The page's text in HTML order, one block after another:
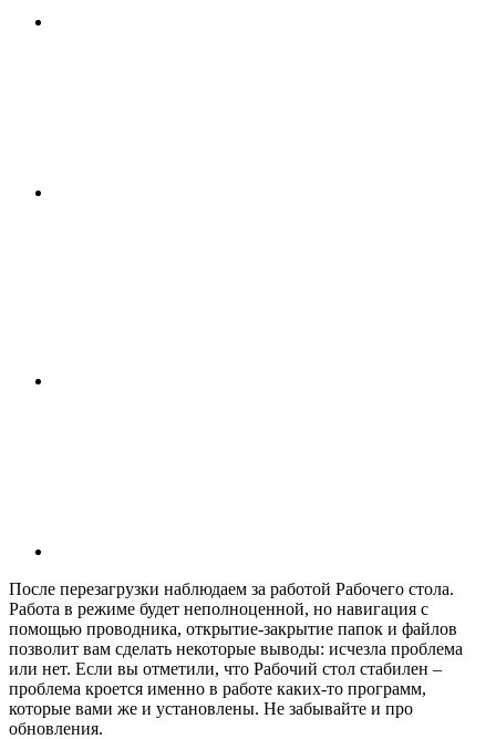
После перезагрузки наблюдаем за работой Рабочего стола.
Работа в режиме будет неполноценной, но навигация с
помощью проводника, открытие-закрытие папок и файлов
позволит вам сделать некоторые выводы: исчезла проблема
или нет. Если вы отметили, что Рабочий стол стабилен –
проблема кроется именно в работе каких-то программ,
которые вами же и установлены. Не забывайте и про
обновления.